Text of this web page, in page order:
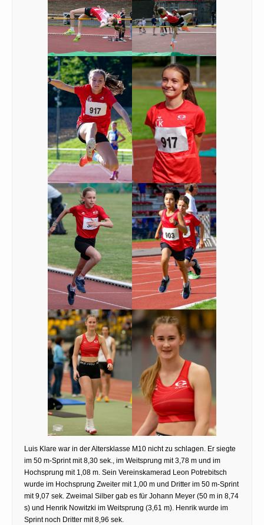
Luis Klare war in der Altersklasse M10 nicht zu schlagen. Er siegte
im 50 m-Sprint mit 8,30 sek., im Weitsprung mit 3,78 m und im
Hochsprung mit 1,08 m. Sein Vereinskamerad Leon Potrebitsch
wurde im Hochsprung Zweiter mit 1,00 m und Dritter im 50 m-Sprint
mit 9,07 sek. Zweimal Silber gab es für Johann Meyer (50 m in 8,74
s) und Henrik Nowitzki im Weitsprung (3,61 m). Henrik wurde im
Sprint noch Dritter mit 8,96 sek.